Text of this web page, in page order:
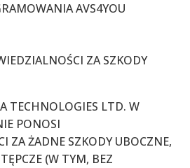
AVS4YOU
ZA SZKODY
TECHNOLOGIES LTD. W
PONOSI
ZA ŻADNE SZKODY UBOCZNE,
(W TYM, BEZ